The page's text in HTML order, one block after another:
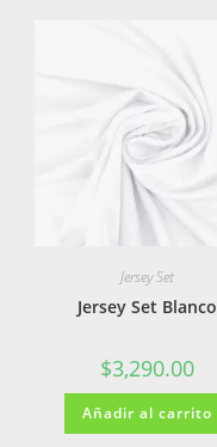
Jersey Set
Jersey Set Blanco
$3,290.00
Añadir al carrito